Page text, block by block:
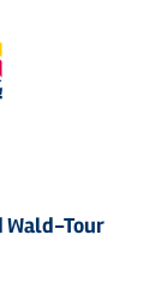
Wald-Tour